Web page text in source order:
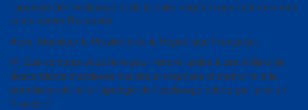
l’apologie de l’esclavage et de la traite négrière pourtant reconnus
crime contre l’humanité.
Alors, Monsieur le Président de la République Française,
 Que comptez-vous faire pour rendre justice à ces milliers de
descendants d’esclaves insultés et méprisés et mettre fin à la
permission de faire l’apologie de l’esclavage offerte par la loi en
France ?